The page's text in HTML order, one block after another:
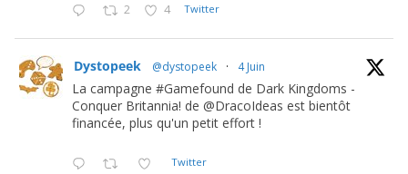
2 4 Twitter
Dystopeek @dystopeek · 4 Juin
La campagne #Gamefound de Dark Kingdoms -
Conquer Britannia! de @DracoIdeas est bientôt
financée, plus qu'un petit effort !
Twitter